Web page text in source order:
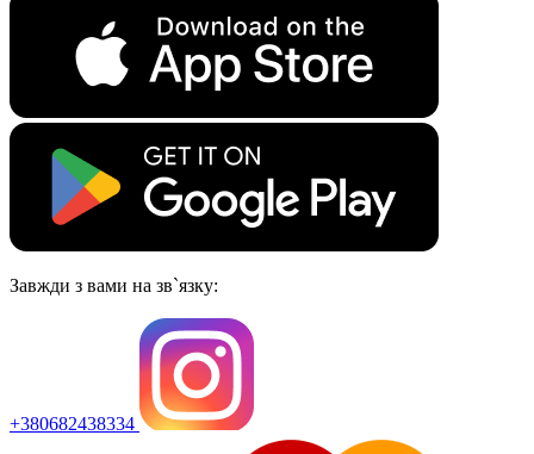
Завжди з вами на зв`язку:
+380682438334